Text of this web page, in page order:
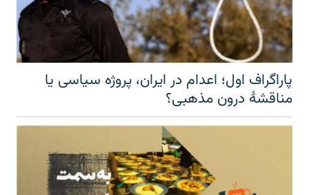
پاراگراف اول؛ اعدام در ایران، پروژه سیاسی یا
مناقشهٔ درون مذهبی؟